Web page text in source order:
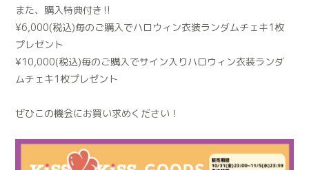
また、購入特典付き‼︎
¥6,000(税込)毎のご購入でハロウィン衣装ランダムチェキ1枚
プレゼント
¥10,000(税込)毎のご購入でサイン入りハロウィン衣装ランダ
ムチェキ1枚プレゼント
ぜひこの機会にお買い求めください！